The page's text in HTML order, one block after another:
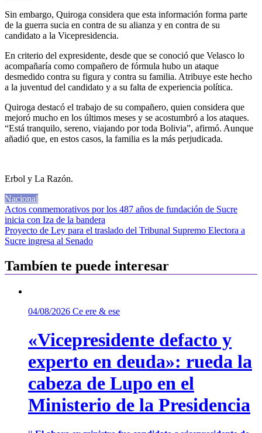
Sin embargo, Quiroga considera que esta información forma parte
de la guerra sucia en contra de su alianza y en contra de su
candidato a la Vicepresidencia.
En criterio del expresidente, desde que se conoció que Velasco lo
acompañaría como compañero de fórmula hubo un ataque
desmedido contra su figura y contra su familia. Atribuye este hecho
a la juventud del candidato y a su falta de experiencia política.
Quiroga destacó el trabajo de su compañero, quien considera que
mejoró mucho en los últimos meses y se acostumbró a los ataques.
“Está tranquilo, sereno, viajando por toda Bolivia”, afirmó. Aunque
añadió que, en estos casos, la familia es la más perjudicada.
Erbol y La Razón.
Nacional
Navegación
de
entradas
Actos conmemorativos por los 487 años de fundación de Sucre
inicia con Iza de la bandera
Proyecto de Ley para el traslado del Tribunal Supremo Electora a
Sucre ingresa al Senado
Tambíen te puede interesar
04/08/2026 Ce ere & ese
«Vicepresidente defacto y
experto en deuda»: rueda la
cabeza de Lupo en el
Ministerio de la Presidencia